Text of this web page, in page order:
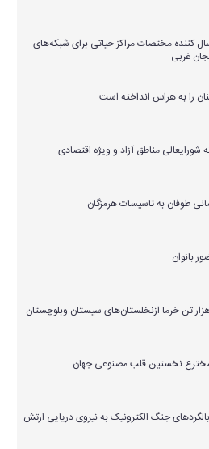
عامل ارسال کننده مختصات مراکز حیاتی برای شبکه‌های
غربی
را به هراس انداخته است
شورایعالی مناطق آزاد و ویژه اقتصادی
مخترع نخستین قلب مصنوعی جهان
جنگ الکترونیک به نیروی دریایی ارتش